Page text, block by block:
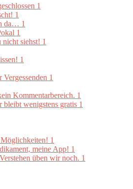
1
1
da… 1
1
nicht siehst! 1
1
1
Kommentarbereich. 1
bleibt wenigstens gratis 1
1
meine App! 1
üben wir noch. 1